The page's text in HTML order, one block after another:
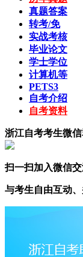
真题答案
转考/免
实战考核
毕业论文
学士学位
计算机等
PETS3
自考介绍
自考资料
浙江自考考生微
扫一扫加入微信
与考生自由互动